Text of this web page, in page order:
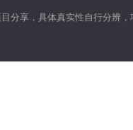
分享，具体真实性自行分辨